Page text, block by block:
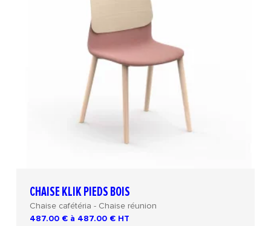
CHAISE KLIK PIEDS BOIS
Chaise cafétéria - Chaise réunion
487.00 € à 487.00 € HT